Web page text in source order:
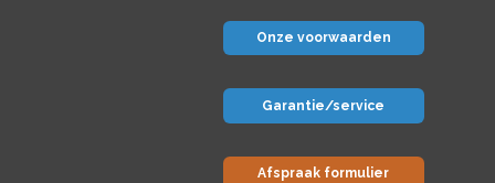
Onze voorwaarden
Garantie/service
Afspraak formulier